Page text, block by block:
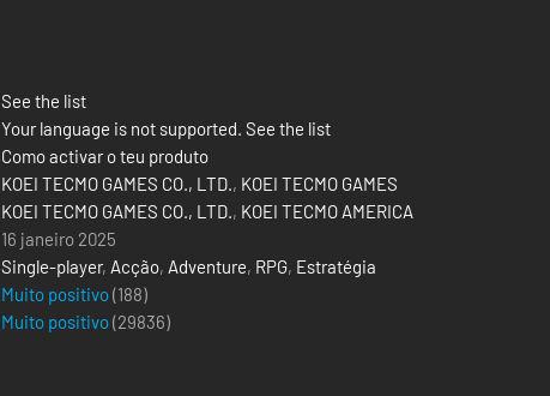
See the list
Your language is not supported. See the list
Como activar o teu produto
KOEI TECMO GAMES CO., LTD., KOEI TECMO GAMES
KOEI TECMO GAMES CO., LTD., KOEI TECMO AMERICA
16 janeiro 2025
Single-player, Acção, Adventure, RPG, Estratégia
Muito positivo(188)
Muito positivo(29836)